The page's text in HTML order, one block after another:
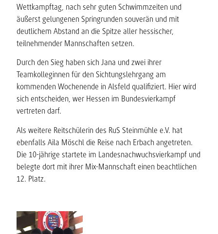
Wettkampftag, nach sehr guten Schwimmzeiten und
äußerst gelungenen Springrunden souverän und mit
deutlichem Abstand an die Spitze aller hessischer,
teilnehmender Mannschaften setzen.
Durch den Sieg haben sich Jana und zwei ihrer
Teamkolleginnen für den Sichtungslehrgang am
kommenden Wochenende in Alsfeld qualifiziert. Hier wird
sich entscheiden, wer Hessen im Bundesvierkampf
vertreten darf.
Als weitere Reitschülerin des RuS Steinmühle e.V. hat
ebenfalls Aila Möschl die Reise nach Erbach angetreten.
Die 10-jährige startete im Landesnachwuchsvierkampf und
belegte dort mit ihrer Mix-Mannschaft einen beachtlichen
12. Platz.